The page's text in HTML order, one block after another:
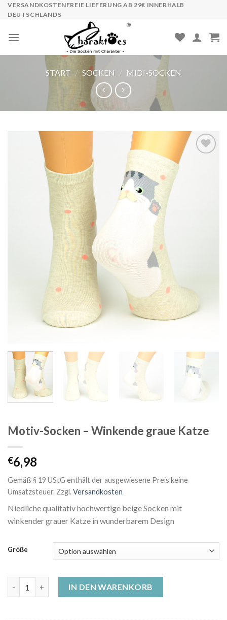
SkipVERSANDKOSTENFREIE LIEFERUNG AB 29€ INNERHALB
DEUTSCHLANDS
START / SOCKEN / MIDI-SOCKEN
Wunschliste
Motiv-Socken – Winkende graue Katze
€6,98
Gemäß § 19 UStG enthält der ausgewiesene Preis keine
Umsatzsteuer. Zzgl.Versandkosten
Niedliche qualitativ hochwertige beige Socken mit
winkender grauer Katze in wunderbarem Design
Größe
IN DEN WARENKORB